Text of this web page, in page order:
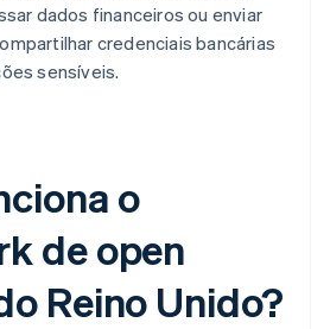
dados financeiros ou enviar
credenciais bancárias
sensíveis.
o
de open
Reino Unido?